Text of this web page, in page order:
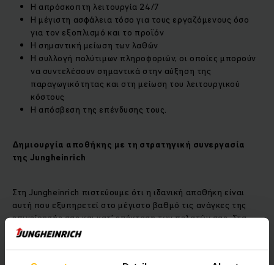
Η απρόσκοπτη λειτουργία 24/7
Η μέγιστη ασφάλεια τόσο για τους εργαζόμενους όσο
για τον εξοπλισμό και το προϊόν
Η σημαντική μείωση των λαθών
Η συλλογή πολύτιμων πληροφοριών, οι οποίες μπορούν
να συντελέσουν σημαντικά στην αύξηση της
παραγωγικότητας και στη μείωση του λειτουργικού
κόστους
Η απόσβεση της επένδυσης τους.
Δημιουργία αποθήκης με τη στρατηγική συνεργασία
της Jungheinrich
Στη Jungheinrich πιστεύουμε ότι η ιδανική αποθήκη είναι
αυτή που εξυπηρετεί στο μέγιστο βαθμό τις ανάγκες της
επιχείρησής σας και κατ’ επέκταση των πελατών σας. Στα
πλαίσια αυτά, βρισκόμαστε δίπλα σας, προσφέροντάς σας